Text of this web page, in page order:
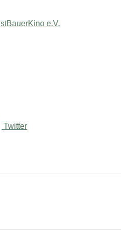
e.V.
Twitter